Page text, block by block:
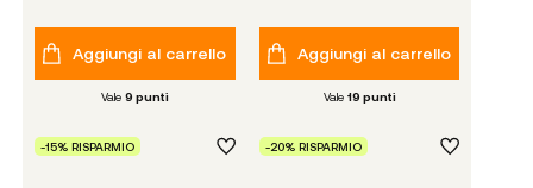
Aggiungi al carrello
Vale 9 punti
Aggiungi al carrello
Vale 19 punti
-15% RISPARMIO -20% RISPARMIO